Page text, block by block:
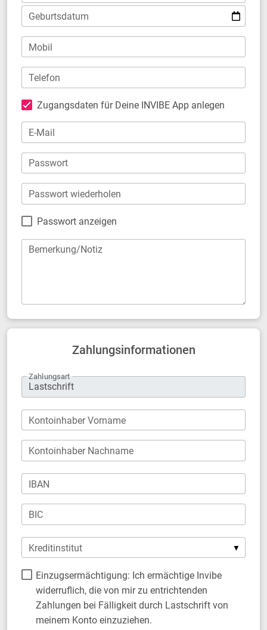
Geburtsdatum
Mobil
Telefon
Zugangsdaten für Deine INVIBE App anlegen
E-Mail
Passwort
Passwort wiederholen
Passwort anzeigen
Bemerkung/Notiz
Zahlungsinformationen
Zahlungsart
Kontoinhaber Vorname
Kontoinhaber Nachname
IBAN
BIC
Kreditinstitut
Einzugsermächtigung: Ich ermächtige Invibe
widerruflich, die von mir zu entrichtenden
Zahlungen bei Fälligkeit durch Lastschrift von
meinem Konto einzuziehen.